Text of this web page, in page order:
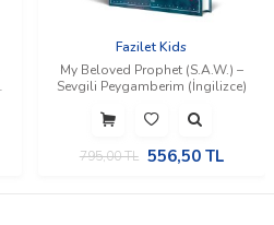
Fazilet Kids
My Beloved Prophet (S.A.W.) –
Sevgili Peygamberim (İngilizce)
795,00TL 556,50TL